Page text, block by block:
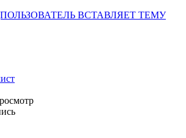
[ПОЛЬЗОВАТЕЛЬ ВСТАВЛЯЕТ ТЕМУ